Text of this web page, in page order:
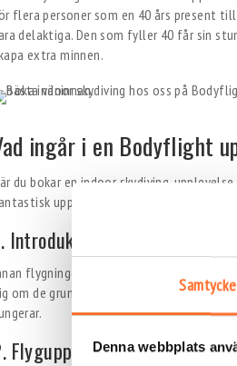
Samtycke
Denna webbplats
flera personer som en 40 års present
delaktiga. Den som fyller 40 får sin
extra minnen.
ingår i en Bodyflight
du bokar en indoor skydiving-
upplevelse:
Introduktion och
flygningen får deltagaren en grundlig
om de grundläggande rörelserna och
Flygupplevelse